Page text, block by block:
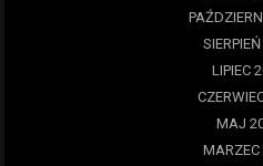
LIPIEC
MAJ